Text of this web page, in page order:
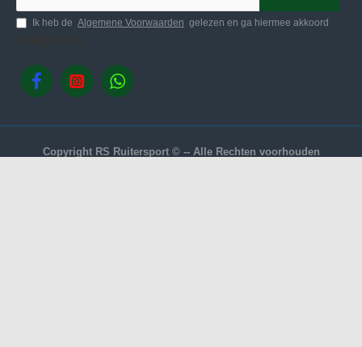
Ik heb de Algemene Voorwaarden gelezen en ga hiermee akkoord
Copyright RS Ruitersport © -- Alle Rechten voorhouden